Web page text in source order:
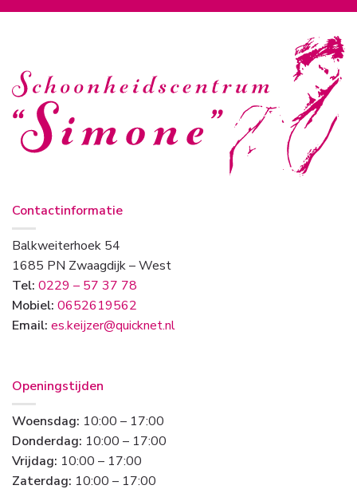
Contactinformatie
Balkweiterhoek 54
1685 PN Zwaagdijk – West
Tel: 0229 – 57 37 78
Mobiel: 0652619562
Email: es.keijzer@quicknet.nl
Openingstijden
Woensdag: 10:00 – 17:00
Donderdag: 10:00 – 17:00
Vrijdag: 10:00 – 17:00
Zaterdag: 10:00 – 17:00